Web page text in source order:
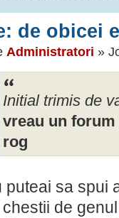
de obicei
Administratori »
Initial trimis de
vreau un
rog
puteai sa spui
de